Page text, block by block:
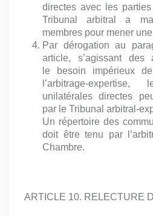
directes avec les
Tribunal arbitral a
membres pour mener
Par dérogation au
article, s’agissant des
le besoin impérieux
l’arbitrage-expertise,
unilatérales directes
par le Tribunal arbitral-
Un répertoire des
doit être tenu par
Chambre.
ARTICLE 10. RELECTURE